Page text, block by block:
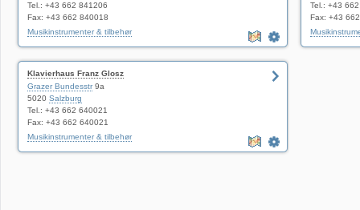
Tel.: +43 662 841206
Fax: +43 662 840018
Musikinstrumenter & tilbehør
Tel.: +43
Fax: +43
Klavierhaus Franz Glosz
Grazer Bundesstr9a
5020 Salzburg
Tel.: +43 662 640021
Fax: +43 662 640021
Musikinstrumenter & tilbehør